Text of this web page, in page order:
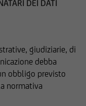
DEI DATI
giudiziarie, di
debba
obbligo previsto
normativa
ivi comprese
fiscale e sul
pertanto
contenute
Bank GmbH -
caso